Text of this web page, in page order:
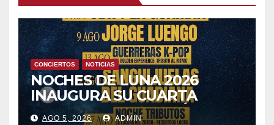
CONCIERTOS NOTICIAS
NOCHES DE LUNA 2026
INAUGURA SU CUARTA
TEMPORADA ESTE SÁBADO
AGO 5, 2026 ADMIN